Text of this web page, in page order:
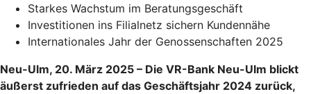
Starkes Wachstum im Beratungsgeschäft
Investitionen ins Filialnetz sichern Kundennähe
Internationales Jahr der Genossenschaften 2025
Neu-Ulm, 20. März 2025 – Die VR-Bank Neu-Ulm blickt
äußerst zufrieden auf das Geschäftsjahr 2024 zurück,